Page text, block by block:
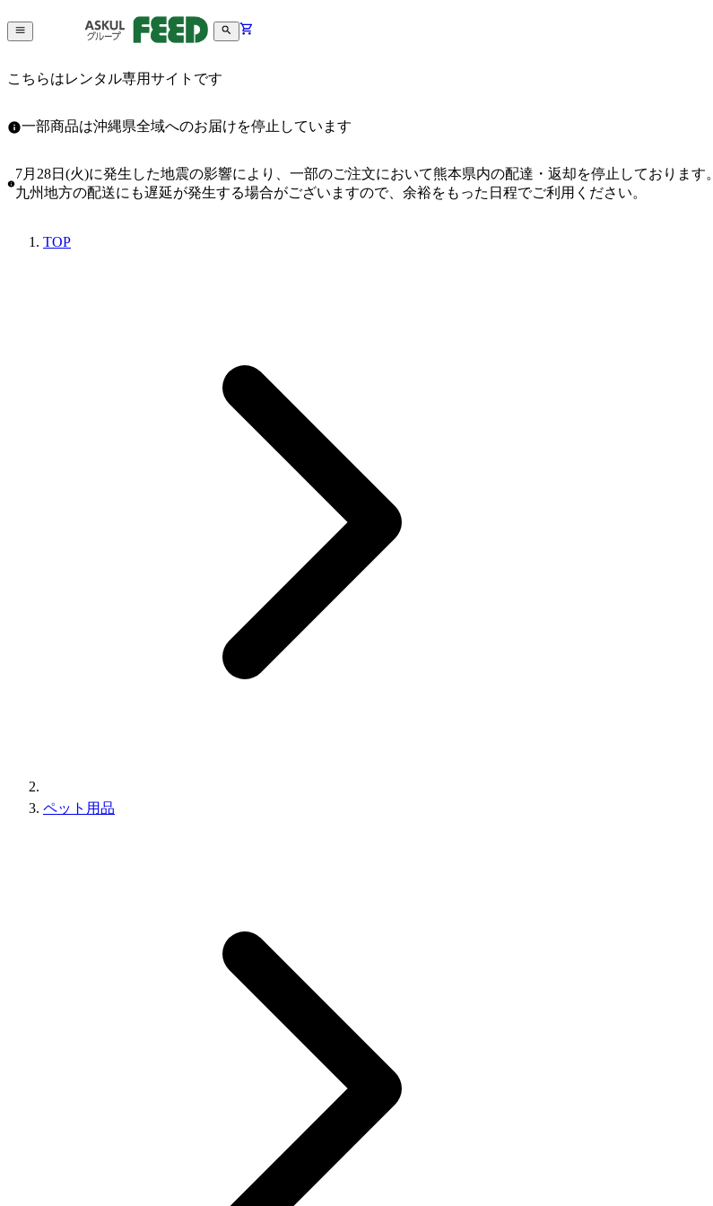
こちらはレンタル専用サイトです
一部商品は沖縄県全域へのお届けを停止しています
7月28日(火)に発生した地震の影響により、一部のご注文において熊本県内の配達・返却を停止しております。
九州地方の配送にも遅延が発生する場合がございますので、余裕をもった日程でご利用ください。
TOP
ペット用品